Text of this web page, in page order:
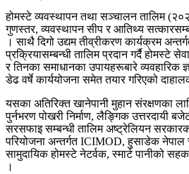
होमस्टे व्यवस्थापन तथा सञ्चालन तालिम
गुणस्तर, व्यवस्थापन सीप र आतिथ्य
। साथै दिगो उद्यम तीव्रीकरण कार्यक्रम
प्रक्रियासम्बन्धी तालिम प्रदान गर्दै होमस्टे
र तिनका समाधानका उपायहरूबारे व्यवहारिक
डेढ वर्षे कार्ययोजना समेत तयार गरिएको
यसका अतिरिक्त खानेपानी मुहान संरक्षणका
पुर्नभरण पोखरी निर्माण, लैङ्गिक उत्तरदायी
सरसफाइ सम्बन्धी तालिम अष्ट्रेलियन
परियोजना अन्तर्गत ICIMOD, हुसाडेक नेपाल
सामुदायिक होमस्टे नेटर्वक, स्मार्ट पानीको
।